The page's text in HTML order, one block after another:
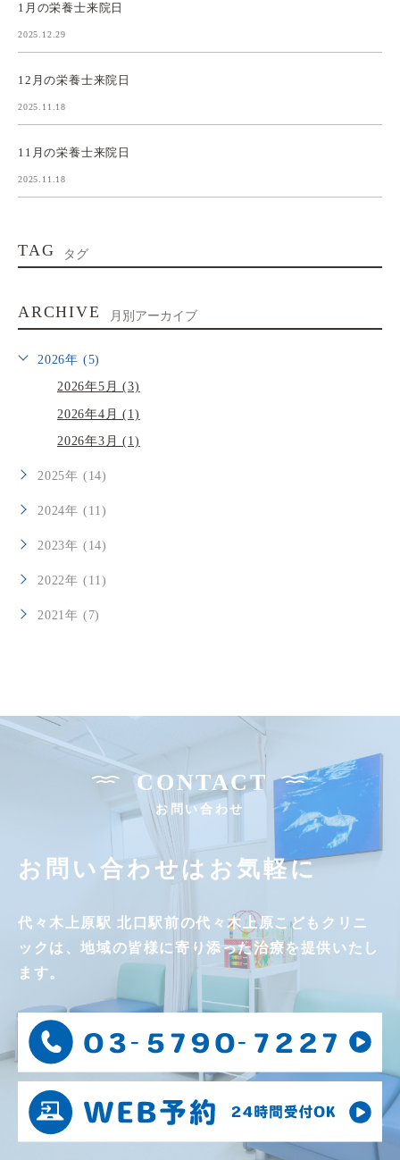
1月の栄養士来院日
2025.12.29
12月の栄養士来院日
2025.11.18
11月の栄養士来院日
2025.11.18
TAG タグ
ARCHIVE 月別アーカイブ
2026年 (5)
2026年5月 (3)
2026年4月 (1)
2026年3月 (1)
2025年 (14)
2024年 (11)
2023年 (14)
2022年 (11)
2021年 (7)
CONTACT
お問い合わせ
お問い合わせはお気軽に
代々木上原駅 北口駅前の代々木上原こどもクリニ
ックは、地域の皆様に寄り添った治療を提供いたし
ます。